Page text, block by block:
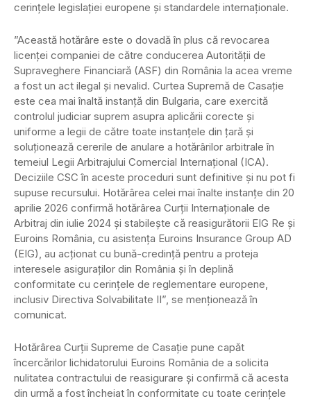
cerințele legislației europene și standardele internaționale.
”Această hotărâre este o dovadă în plus că revocarea
licenței companiei de către conducerea Autorității de
Supraveghere Financiară (ASF) din România la acea vreme
a fost un act ilegal și nevalid. Curtea Supremă de Casație
este cea mai înaltă instanță din Bulgaria, care exercită
controlul judiciar suprem asupra aplicării corecte și
uniforme a legii de către toate instanțele din țară și
soluționează cererile de anulare a hotărârilor arbitrale în
temeiul Legii Arbitrajului Comercial Internațional (ICA).
Deciziile CSC în aceste proceduri sunt definitive și nu pot fi
supuse recursului. Hotărârea celei mai înalte instanțe din 20
aprilie 2026 confirmă hotărârea Curții Internaționale de
Arbitraj din iulie 2024 și stabilește că reasigurătorii EIG Re și
Euroins România, cu asistența Euroins Insurance Group AD
(EIG), au acționat cu bună-credință pentru a proteja
interesele asiguraților din România și în deplină
conformitate cu cerințele de reglementare europene,
inclusiv Directiva Solvabilitate II”, se menționează în
comunicat.
Hotărârea Curții Supreme de Casație pune capăt
încercărilor lichidatorului Euroins România de a solicita
nulitatea contractului de reasigurare și confirmă că acesta
din urmă a fost încheiat în conformitate cu toate cerințele